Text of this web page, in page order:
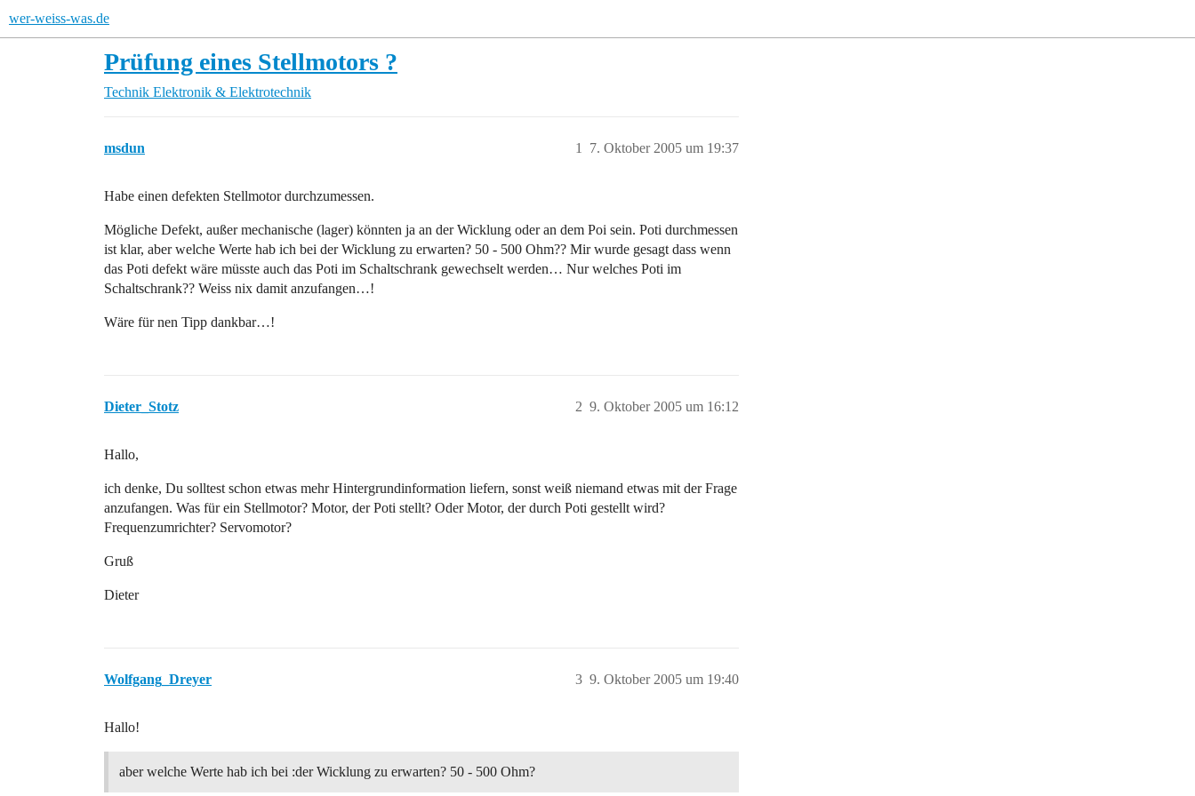
wer-weiss-was.de
Prüfung eines Stellmotors ?
Technik Elektronik & Elektrotechnik
msdun 7. Oktober 2005 um 19:37
1
Habe einen defekten Stellmotor durchzumessen.
Mögliche Defekt, außer mechanische (lager) könnten ja an der Wicklung oder an dem Poi sein. Poti durchmessen
ist klar, aber welche Werte hab ich bei der Wicklung zu erwarten? 50 - 500 Ohm?? Mir wurde gesagt dass wenn
das Poti defekt wäre müsste auch das Poti im Schaltschrank gewechselt werden… Nur welches Poti im
Schaltschrank?? Weiss nix damit anzufangen…!
Wäre für nen Tipp dankbar…!
Dieter_Stotz 9. Oktober 2005 um 16:12
2
Hallo,
ich denke, Du solltest schon etwas mehr Hintergrundinformation liefern, sonst weiß niemand etwas mit der Frage
anzufangen. Was für ein Stellmotor? Motor, der Poti stellt? Oder Motor, der durch Poti gestellt wird?
Frequenzumrichter? Servomotor?
Gruß
Dieter
Wolfgang_Dreyer 9. Oktober 2005 um 19:40
3
Hallo!
aber welche Werte hab ich bei :der Wicklung zu erwarten? 50 - 500 Ohm?